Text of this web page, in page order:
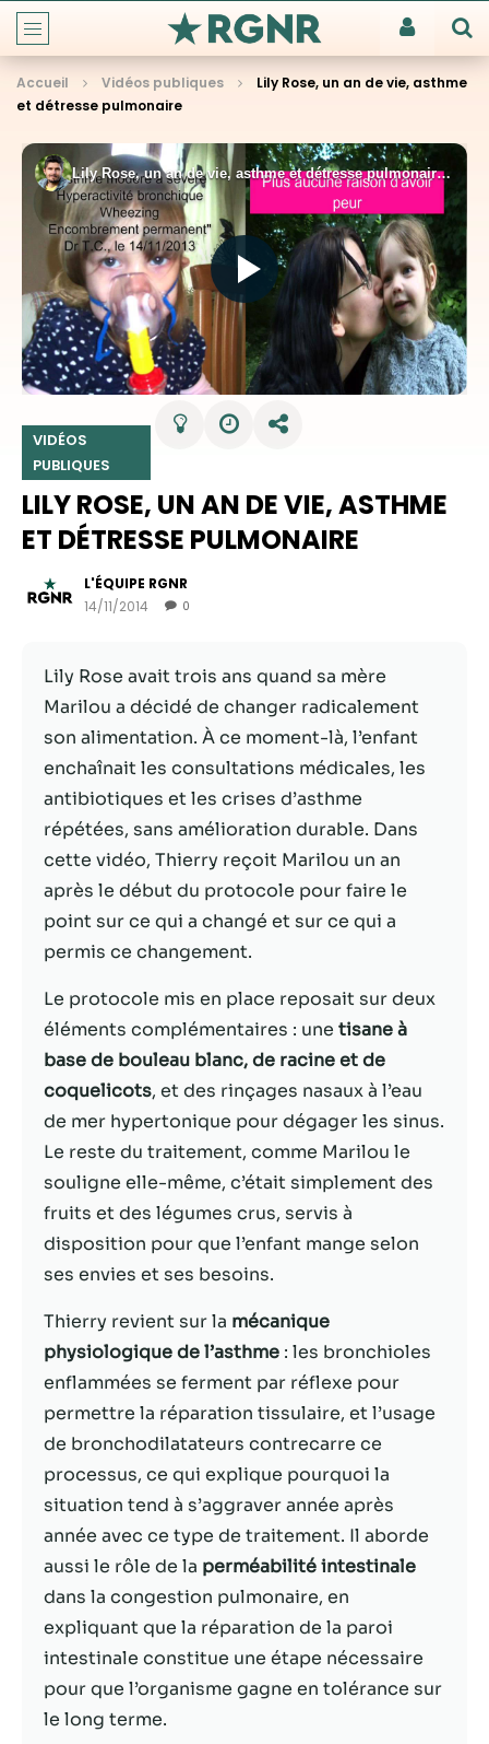
Accueil Vidéos publiques
Lily Rose, un an de vie, asthme
et détresse pulmonaire
VIDÉOS
PUBLIQUES
LILY ROSE, UN AN DE VIE, ASTHME
ET DÉTRESSE PULMONAIRE
L'ÉQUIPE RGNR
14/11/2014
0
Lily Rose avait trois ans quand sa mère
Marilou a décidé de changer radicalement
son alimentation. À ce moment-là, l’enfant
enchaînait les consultations médicales, les
antibiotiques et les crises d’asthme
répétées, sans amélioration durable. Dans
cette vidéo, Thierry reçoit Marilou un an
après le début du protocole pour faire le
point sur ce qui a changé et sur ce qui a
permis ce changement.
Le protocole mis en place reposait sur deux
éléments complémentaires : une tisane à
base de bouleau blanc, de racine et de
coquelicots, et des rinçages nasaux à l’eau
de mer hypertonique pour dégager les sinus.
Le reste du traitement, comme Marilou le
souligne elle-même, c’était simplement des
fruits et des légumes crus, servis à
disposition pour que l’enfant mange selon
ses envies et ses besoins.
Thierry revient sur la mécanique
physiologique de l’asthme : les bronchioles
enflammées se ferment par réflexe pour
permettre la réparation tissulaire, et l’usage
de bronchodilatateurs contrecarre ce
processus, ce qui explique pourquoi la
situation tend à s’aggraver année après
année avec ce type de traitement. Il aborde
aussi le rôle de la perméabilité intestinale
dans la congestion pulmonaire, en
expliquant que la réparation de la paroi
intestinale constitue une étape nécessaire
pour que l’organisme gagne en tolérance sur
le long terme.
Nécessaire
sont pas
facultatifs. Ils
sont
nécessaires au
fonctionnement
Statistiques
Afin que nous
puissions
améliorer la
fonctionnalité
et la structure
du site Web,
en fonction
de la façon
dont le site
Web est
Experience
Afin que notre
site Web
fonctionne
aussi bien que
possible lors
de votre visite.
Si vous refusez
ces cookies,
certaines
fonctionnalités
disparaîtront
du site Web.